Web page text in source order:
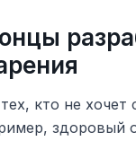
кто не хочет
здоровый